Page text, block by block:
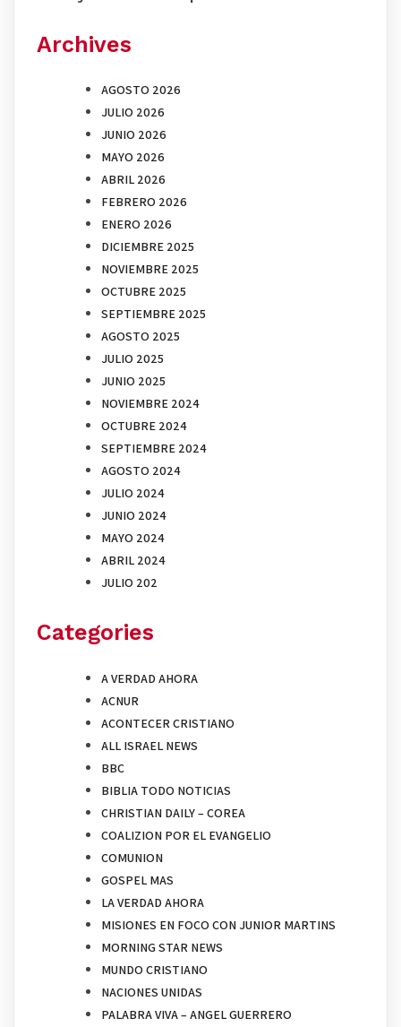
Archives
AGOSTO 2026
JULIO 2026
JUNIO 2026
MAYO 2026
ABRIL 2026
FEBRERO 2026
ENERO 2026
DICIEMBRE 2025
NOVIEMBRE 2025
OCTUBRE 2025
SEPTIEMBRE 2025
AGOSTO 2025
JULIO 2025
JUNIO 2025
NOVIEMBRE 2024
OCTUBRE 2024
SEPTIEMBRE 2024
AGOSTO 2024
JULIO 2024
JUNIO 2024
MAYO 2024
ABRIL 2024
JULIO 202
Categories
A VERDAD AHORA
ACNUR
ACONTECER CRISTIANO
ALL ISRAEL NEWS
BBC
BIBLIA TODO NOTICIAS
CHRISTIAN DAILY – COREA
COALIZION POR EL EVANGELIO
COMUNION
GOSPEL MAS
LA VERDAD AHORA
MISIONES EN FOCO CON JUNIOR MARTINS
MORNING STAR NEWS
MUNDO CRISTIANO
NACIONES UNIDAS
PALABRA VIVA – ANGEL GUERRERO